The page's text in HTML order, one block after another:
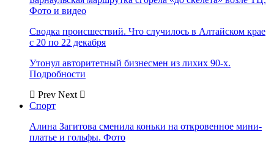
Фото и видео
Сводка происшествий. Что случилось в Алтайском крае
с 20 по 22 декабря
Утонул авторитетный бизнесмен из лихих 90-х.
Подробности
Prev Next
Спорт
Алина Загитова сменила коньки на откровенное мини-
платье и гольфы. Фото